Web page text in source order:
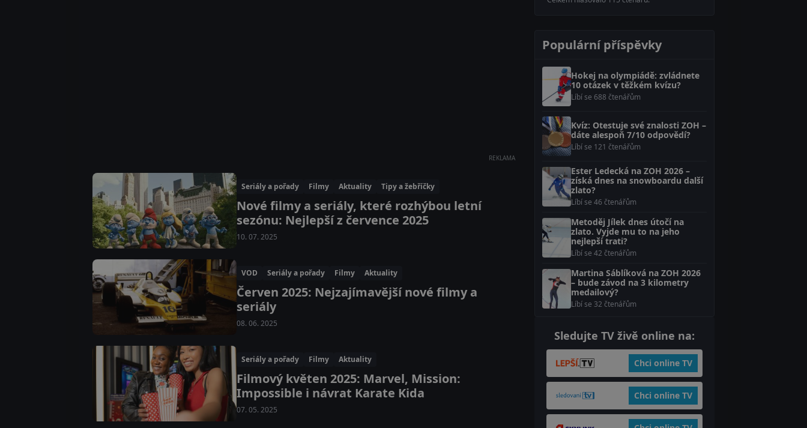
REKLAMA
Seriály a pořady Filmy Aktuality Tipy a žebříčky
Nové filmy a seriály, které rozhýbou letní
sezónu: Nejlepší z července 2025
10. 07. 2025
VOD Seriály a pořady Filmy Aktuality
Červen 2025: Nejzajímavější nové filmy a
seriály
08. 06. 2025
Seriály a pořady Filmy Aktuality
Filmový květen 2025: Marvel, Mission:
Impossible i návrat Karate Kida
07. 05. 2025
Populární příspěvky
Hokej na olympiádě: zvládnete
10 otázek v těžkém kvízu?
Líbí se 688 čtenářům
Kvíz: Otestuje své znalosti ZOH –
dáte alespoň 7/10 odpovědí?
Líbí se 121 čtenářům
Ester Ledecká na ZOH 2026 –
získá dnes na snowboardu další
zlato?
Líbí se 46 čtenářům
Metoděj Jílek dnes útočí na
zlato. Vyjde mu to na jeho
nejlepší trati?
Líbí se 42 čtenářům
Martina Sáblíková na ZOH 2026
– bude závod na 3 kilometry
medailový?
Líbí se 32 čtenářům
Sledujte TV živě online na:
Chci online TV
Chci online TV